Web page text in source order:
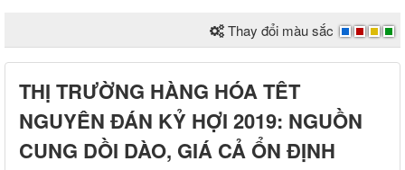
Thay đổi màu sắc
THỊ TRƯỜNG HÀNG HÓA TÊT
NGUYÊN ĐÁN KỶ HỢI 2019: NGUỒN
CUNG DỒI DÀO, GIÁ CẢ ỔN ĐỊNH